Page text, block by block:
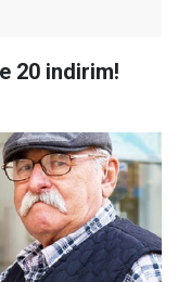
20 indirim!